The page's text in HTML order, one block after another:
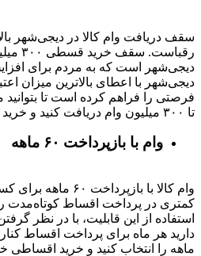
سقف دریافت وام کالا در دیجی‌شهر
دیجی‌شهر است که به مردم برای
دیجی‌شهر با اعطای بالاترین میزان
فرصتی را فراهم کرده است تا بتوانید
تا ۳۰۰ میلیون وام دریافت کنید و خرید اعتباری خود را انجام دهید.
وام با بازپرداخت ۶۰ ماهه
وام کالا با
کمتری در پرداخت اقساط کوتاه‌مدت را
استفاده از این قابلیت، با در نظر
ماهه را انتخاب کنید و خرید اقساطی